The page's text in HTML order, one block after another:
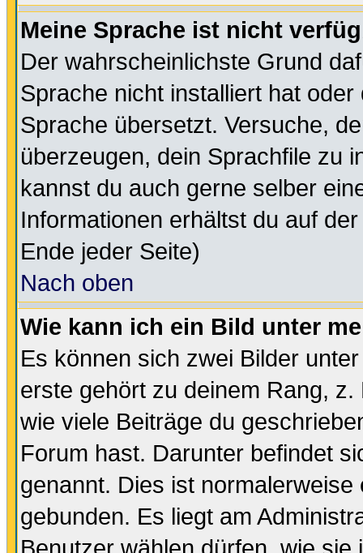
Meine Sprache ist nicht
Der wahrscheinlichste Grund
Sprache nicht installiert hat
Sprache übersetzt. Versuche,
überzeugen, dein Sprachfile zu
kannst du auch gerne selber
Informationen erhältst du auf
Ende jeder Seite)
Nach oben
Wie kann ich ein Bild unter
Es können sich zwei Bilder
erste gehört zu deinem Rang,
wie viele Beiträge du
Forum hast. Darunter befindet
genannt. Dies ist
gebunden. Es liegt am